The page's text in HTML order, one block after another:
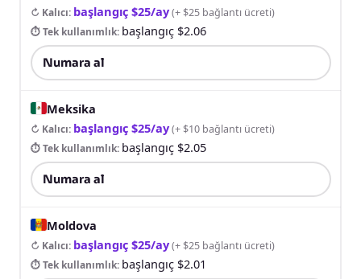
↻ Kalıcı: başlangıç $25/ay(+ $25 bağlantı ücreti)
⏱ Tek kullanımlık: başlangıç $2.06
Numara al
Meksika
↻ Kalıcı: başlangıç $25/ay(+ $10 bağlantı ücreti)
⏱ Tek kullanımlık: başlangıç $2.05
Numara al
Moldova
↻ Kalıcı: başlangıç $25/ay(+ $25 bağlantı ücreti)
⏱ Tek kullanımlık: başlangıç $2.01